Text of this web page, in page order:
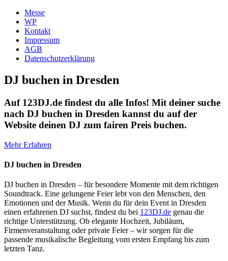
Messe
WP
Kontakt
Impressum
AGB
Datenschutzerklärung
DJ buchen in Dresden
Auf 123DJ.de findest du alle Infos! Mit deiner suche
nach DJ buchen in Dresden kannst du auf der
Website deinen DJ zum fairen Preis buchen.
Mehr Erfahren
DJ buchen in Dresden
DJ buchen in Dresden – für besondere Momente mit dem richtigen
Soundtrack. Eine gelungene Feier lebt von den Menschen, den
Emotionen und der Musik. Wenn du für dein Event in Dresden
einen erfahrenen DJ suchst, findest du bei 123DJ.de genau die
richtige Unterstützung. Ob elegante Hochzeit, Jubiläum,
Firmenveranstaltung oder private Feier – wir sorgen für die
passende musikalische Begleitung vom ersten Empfang bis zum
letzten Tanz.